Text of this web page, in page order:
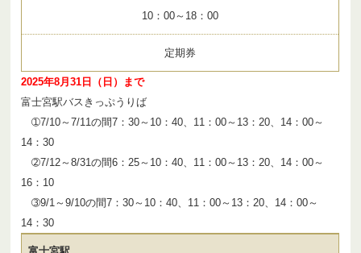
10：00～18：00
定期券
2025年8月31日（日）まで
富士宮駅バスきっぷうりば
➀7/10～7/11の間7：30～10：40、11：00～13：20、14：00～
14：30
➁7/12～8/31の間6：25～10：40、11：00～13：20、14：00～
16：10
➂9/1～9/10の間7：30～10：40、11：00～13：20、14：00～
14：30